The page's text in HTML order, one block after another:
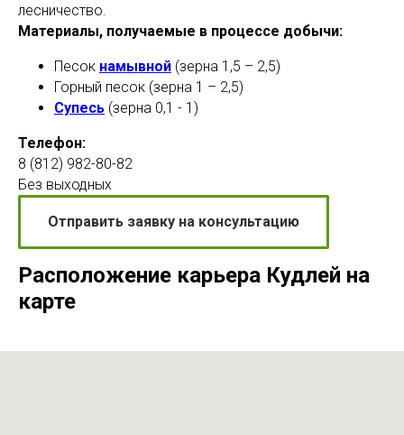
лесничество.
Материалы, получаемые в процессе добычи:
Песок намывной (зерна 1,5 – 2,5)
Горный песок (зерна 1 – 2,5)
Супесь (зерна 0,1 - 1)
Телефон:
8 (812) 982-80-82
Без выходных
Отправить заявку на консультацию
Расположение карьера Кудлей на
карте